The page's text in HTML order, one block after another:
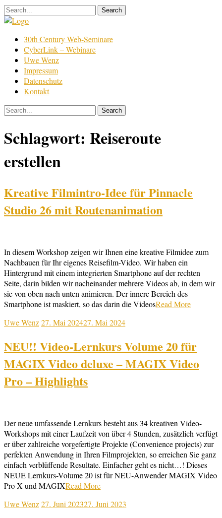
Skip
to
Film
Bearbeitung
30th Century Web-Seminare
CyberLink – Webinare
Uwe Wenz
Impressum
Datenschutz
Kontakt
Schlagwort: Reiseroute
erstellen
Kreative Filmintro-Idee für Pinnacle
Studio 26 mit Routenanimation
In diesem Workshop zeigen wir Ihnen eine kreative Filmidee zum
Nachbauen für Ihr eigenes Reisefilm-Video. Wir haben ein
Hintergrund mit einem integrierten Smartphone auf der rechten
Seite, darin bilden wir nacheinander mehrere Videos ab, in dem wir
sie von oben nach unten animieren. Der innere Bereich des
Smartphone ist maskiert, so das darin die VideosRead More
Uwe Wenz27. Mai 202427. Mai 2024
NEU!! Video-Lernkurs Volume 20 für
MAGIX Video deluxe – MAGIX Video
Pro – Highlights
Der neue umfassende Lernkurs besteht aus 34 kreativen Video-
Workshops mit einer Laufzeit von über 4 Stunden, zusätzlich verfügt
er über zahlreiche vorgefertigte Projekte (Convenience projects) zur
perfekten Anwendung in Ihren Filmprojekten, so erreichen Sie ganz
einfach verblüffende Resultate. Einfacher geht es nicht…! Dieses
NEUE Lernkurs-Volume 20 ist für NEU-Anwender MAGIX Video
Pro X und MAGIXRead More
Uwe Wenz27. Juni 202327. Juni 2023